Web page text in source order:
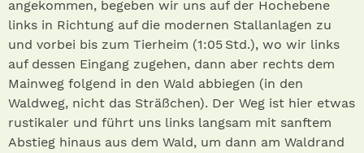
angekommen, begeben wir uns auf der Hochebene
links in Richtung auf die modernen Stallanlagen zu
und vorbei bis zum Tierheim (1:05 Std.), wo wir links
auf dessen Eingang zugehen, dann aber rechts dem
Mainweg folgend in den Wald abbiegen (in den
Waldweg, nicht das Sträßchen). Der Weg ist hier etwas
rustikaler und führt uns links langsam mit sanftem
Abstieg hinaus aus dem Wald, um dann am Waldrand